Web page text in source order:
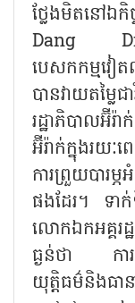
ថ្លែងមិតនៅឯកិ
Dang
បេសកកម្មវៀ
បានវាយតម្លៃ
រដ្ឋាភិបាលអ៊ីរ៉
អ៊ីរ៉ាក់ក្នុងរយ
ការព្រួយបារម្
ផងដែរ។ ទាក់
លោកឯកអគ្គរ
ធ្ងន់ថា ការ
យុត្តិធម៌និងធ